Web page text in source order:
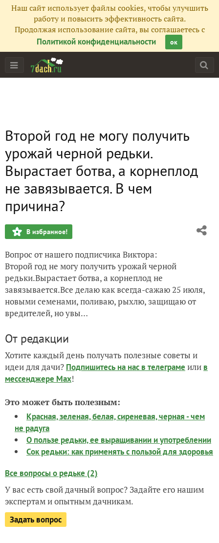
Наш сайт использует файлы cookies, чтобы улучшить
работу и повысить эффективность сайта.
Продолжая использование сайта, вы соглашаетесь с
Политикой конфиденциальности
ок
Второй год не могу получить
урожай черной редьки.
Вырастает ботва, а корнеплод
не завязывается. В чем
причина?
В избранное!
Вопрос от нашего подписчика Виктора:
Второй год не могу получить урожай черной
редьки.Вырастает ботва, а корнеплод не
завязывается.Все делаю как всегда-сажаю 25 июля,
новыми семенами, поливаю, рыхлю, защищаю от
вредителей, но увы…
От редакции
Хотите каждый день получать полезные советы и
идеи для дачи? Подпишитесь на нас в телеграме или в
мессенджере Max!
Это может быть полезным:
Красная, зеленая, белая, сиреневая, черная - чем
не радуга
О пользе редьки, ее выращивании и употреблении
Сок редьки: как применять с пользой для здоровья
Все вопросы о редьке (2)
У вас есть свой дачный вопрос? Задайте его нашим
экспертам и опытным дачникам.
Задать вопрос